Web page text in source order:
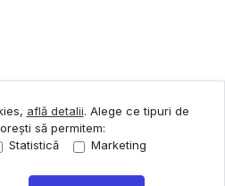
află detalii. Alege ce tipuri de
să permitem:
Statistică Marketing